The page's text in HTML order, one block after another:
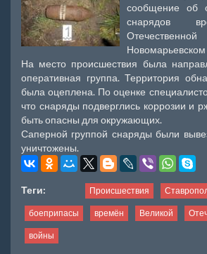
сообщение об
снарядов
Новомарьевском
На место происшествия была
оперативная группа. Территория
была оцеплена. По оценке
что снаряды подверглись коррозии и
быть опасны для окружающих.
Саперной группой снаряды были
уничтожены.
Теги: Происшествия
боеприпасы времён Великой
войны